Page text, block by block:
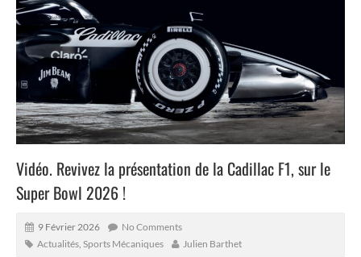
Vidéo. Revivez la présentation de la Cadillac F1, sur le
Super Bowl 2026 !
9 Février 2026
No Comments
Actualités Sports Mécaniques Julien Barthet